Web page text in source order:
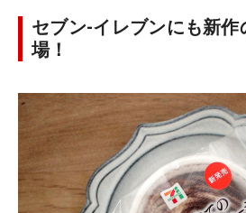
セブン‐イレブンにも新
場！